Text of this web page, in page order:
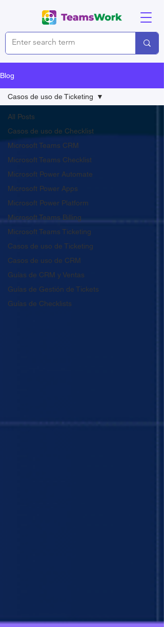
Blog
All Posts
Casos de uso de Checklist
Microsoft Teams CRM
Microsoft Teams Checklist
Microsoft Power Automate
Microsoft Power Apps
Microsoft Power Platform
Microsoft Teams Billing
Microsoft Teams Ticketing
Casos de uso de Ticketing
Casos de uso de CRM
Guías de CRM y Ventas
Guías de Gestión de Tickets
Guías de Checklists
Casos de uso de Ticketing